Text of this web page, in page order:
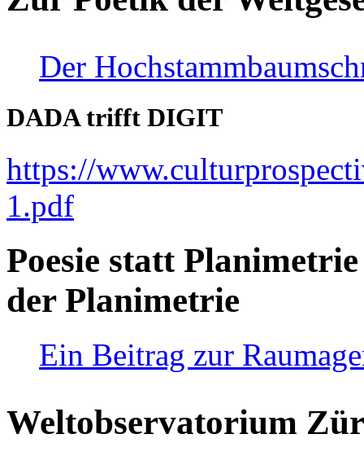
Der
DADA trifft DIGIT
https://
1.pdf
Poesie statt
der Planimetrie
Ein Beitrag zur
Weltobservatorium